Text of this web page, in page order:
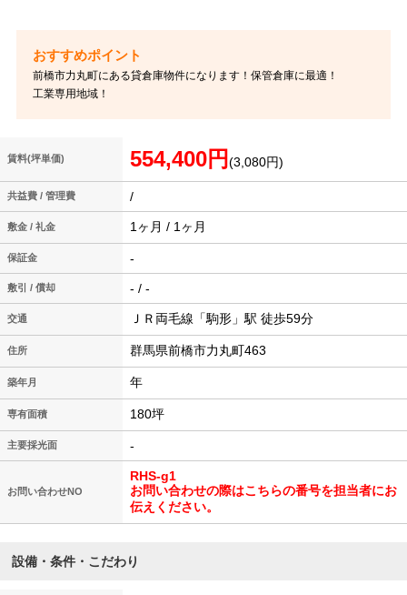
前橋市力丸町にある貸倉庫物件になります！保管倉庫に最適！
工業専用地域！
賃料(坪単価) 554,400円 (3,080円)
共益費 / 管理費 /
敷金 / 礼金 1ヶ月 / 1ヶ月
保証金 -
敷引 / 償却 - / -
交通 ＪＲ両毛線「駒形」駅 徒歩59分
住所 群馬県前橋市力丸町463
築年月 年
専有面積 180坪
主要採光面 -
お問い合わせNO
RHS-g1
お問い合わせの際はこちらの番号を担当者にお
伝えください。
設備・条件・こだわり